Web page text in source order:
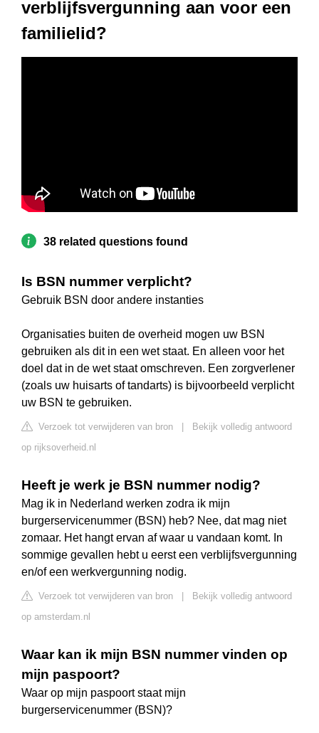
verblijfsvergunning aan voor een
familielid?
38 related questions found
Is BSN nummer verplicht?
Gebruik BSN door andere instanties
Organisaties buiten de overheid mogen uw BSN
gebruiken als dit in een wet staat. En alleen voor het
doel dat in de wet staat omschreven. Een zorgverlener
(zoals uw huisarts of tandarts) is bijvoorbeeld verplicht
uw BSN te gebruiken.
Verzoek tot verwijderen van bron
Bekijk volledig antwoord
op rijksoverheid.nl
Heeft je werk je BSN nummer nodig?
Mag ik in Nederland werken zodra ik mijn
burgerservicenummer (BSN) heb? Nee, dat mag niet
zomaar. Het hangt ervan af waar u vandaan komt. In
sommige gevallen hebt u eerst een verblijfsvergunning
en/of een werkvergunning nodig.
Verzoek tot verwijderen van bron
Bekijk volledig antwoord
op amsterdam.nl
Waar kan ik mijn BSN nummer vinden op
mijn paspoort?
Waar op mijn paspoort staat mijn
burgerservicenummer (BSN)?